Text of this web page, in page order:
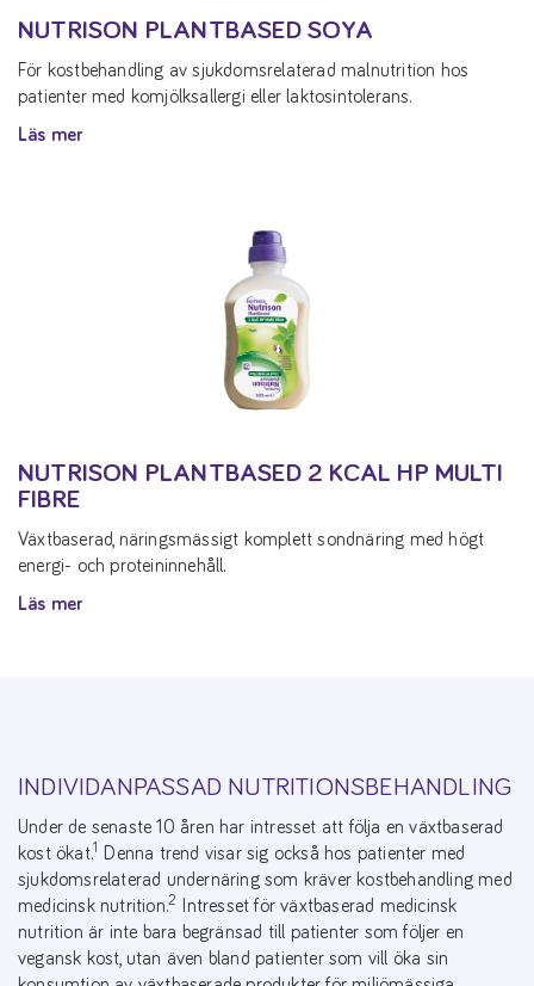
NUTRISON PLANTBASED SOYA
För kostbehandling av sjukdomsrelaterad malnutrition hos
patienter med komjölksallergi eller laktosintolerans.
Läs mer
NUTRISON PLANTBASED 2 KCAL HP MULTI
FIBRE
Växtbaserad, näringsmässigt komplett sondnäring med högt
energi- och proteininnehåll.
Läs mer
INDIVIDANPASSAD NUTRITIONSBEHANDLING
Under de senaste 10 åren har intresset att följa en växtbaserad
kost ökat.1
Denna trend visar sig också hos patienter med
sjukdomsrelaterad undernäring som kräver kostbehandling med
medicinsk nutrition.2 Intresset för växtbaserad medicinsk
nutrition är inte bara begränsad till patienter som följer en
vegansk kost, utan även bland patienter som vill öka sin